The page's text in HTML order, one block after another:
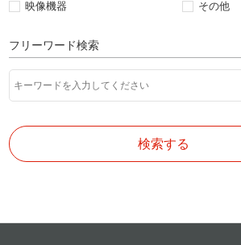
映像機器
その他
フリーワード検索
検索する